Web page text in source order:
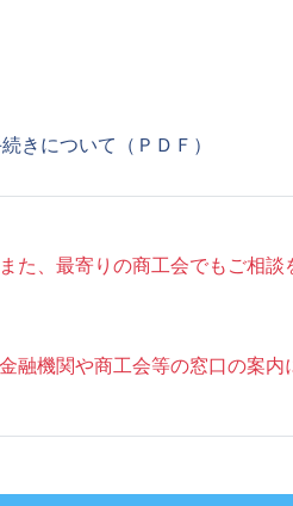
きについて（ＰＤＦ）
た、最寄りの商工会でもご相談
融機関や商工会等の窓口の案